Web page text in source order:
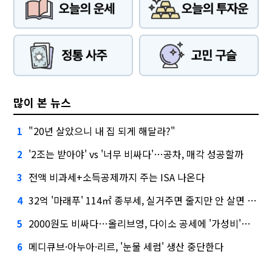
많이 본 뉴스
1 "20년 살았으니 내 집 되게 해달라?"
2 '2조는 받아야' vs '너무 비싸다'…공차, 매각 성공할까
3 전액 비과세+소득공제까지 주는 ISA 나온다
4 32억 '마래푸' 114㎡ 종부세, 실거주면 줄지만 안 살면 2.5배
5 2000원도 비싸다…올리브영, 다이소 공세에 '가성비'로 맞불
6 메디큐브·아누아·리르, '눈물 세럼' 생산 중단한다